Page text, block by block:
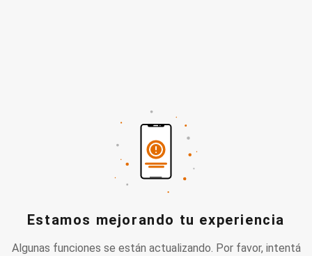
Estamos mejorando tu experiencia
Algunas funciones se están actualizando. Por favor, intentá